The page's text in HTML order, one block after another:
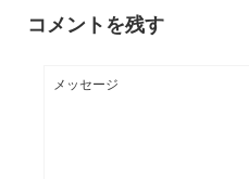
コメントを残す